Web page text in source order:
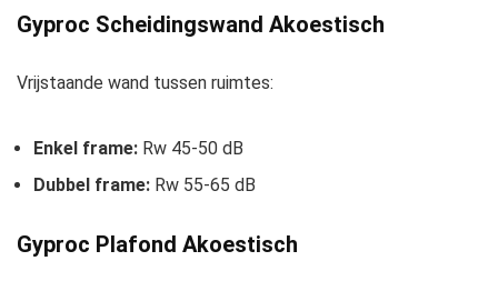
Gyproc Scheidingswand Akoestisch
Vrijstaande wand tussen ruimtes:
Enkel frame: Rw 45-50 dB
Dubbel frame: Rw 55-65 dB
Gyproc Plafond Akoestisch